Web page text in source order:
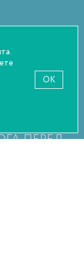
ПЕРЕД
OK